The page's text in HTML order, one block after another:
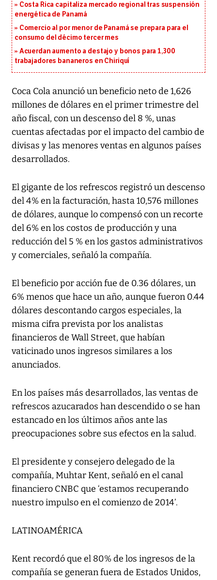
Costa Rica capitaliza mercado regional tras suspensión
energética de Panamá
Comercio al por menor de Panamá se prepara para el
consumo del décimo tercer mes
Acuerdan aumento a destajo y bonos para 1,300
trabajadores bananeros en Chiriquí
Coca Cola anunció un beneficio neto de 1,626
millones de dólares en el primer trimestre del
año fiscal, con un descenso del 8 %, unas
cuentas afectadas por el impacto del cambio de
divisas y las menores ventas en algunos países
desarrollados.
El gigante de los refrescos registró un descenso
del 4% en la facturación, hasta 10,576 millones
de dólares, aunque lo compensó con un recorte
del 6% en los costos de producción y una
reducción del 5 % en los gastos administrativos
y comerciales, señaló la compañía.
El beneficio por acción fue de 0.36 dólares, un
6% menos que hace un año, aunque fueron 0.44
dólares descontando cargos especiales, la
misma cifra prevista por los analistas
financieros de Wall Street, que habían
vaticinado unos ingresos similares a los
anunciados.
En los países más desarrollados, las ventas de
refrescos azucarados han descendido o se han
estancado en los últimos años ante las
preocupaciones sobre sus efectos en la salud.
El presidente y consejero delegado de la
compañía, Muhtar Kent, señaló en el canal
financiero CNBC que ‘estamos recuperando
nuestro impulso en el comienzo de 2014’.
LATINOAMÉRICA
Kent recordó que el 80% de los ingresos de la
compañía se generan fuera de Estados Unidos,